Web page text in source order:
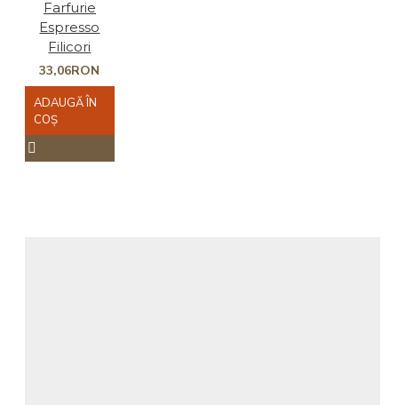
Farfurie
Espresso
Filicori
33,06RON
ADAUGĂ ÎN
COŞ